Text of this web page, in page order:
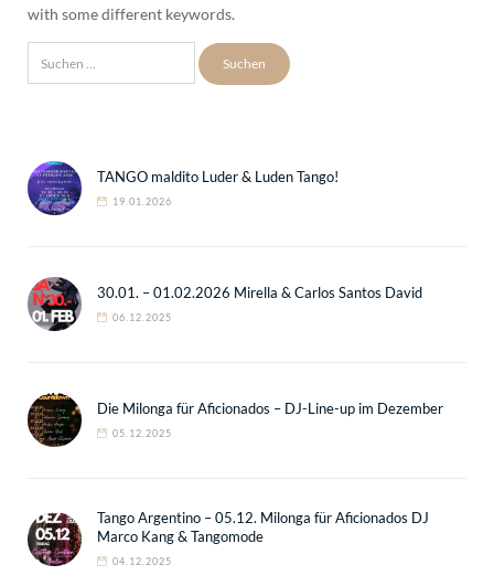
with some different keywords.
TANGO maldito Luder & Luden Tango!
19.01.2026
30.01. – 01.02.2026 Mirella & Carlos Santos David
06.12.2025
Die Milonga für Aficionados – DJ-Line-up im Dezember
05.12.2025
Tango Argentino – 05.12. Milonga für Aficionados DJ
Marco Kang & Tangomode
04.12.2025